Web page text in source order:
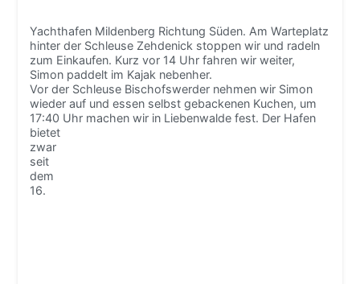
Yachthafen Mildenberg Richtung Süden. Am Warteplatz
hinter der Schleuse Zehdenick stoppen wir und radeln
zum Einkaufen. Kurz vor 14 Uhr fahren wir weiter,
Simon paddelt im Kajak nebenher.
Vor der Schleuse Bischofswerder nehmen wir Simon
wieder auf und essen selbst gebackenen Kuchen, um
17:40 Uhr machen wir in Liebenwalde fest. Der Hafen
bietet
zwar
seit
dem
16.